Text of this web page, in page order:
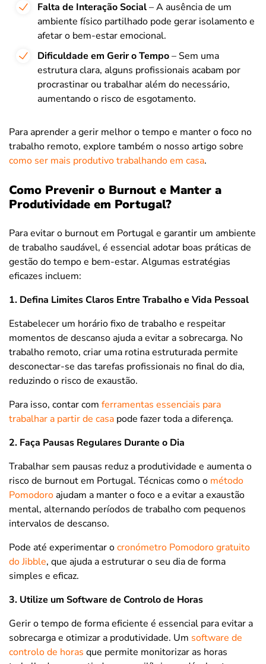
Falta de Interação Social– A ausência de um
ambiente físico partilhado pode gerar isolamento e
afetar o bem-estar emocional.
Dificuldade em Gerir o Tempo– Sem uma
estrutura clara, alguns profissionais acabam por
procrastinar ou trabalhar além do necessário,
aumentando o risco de esgotamento.
Para aprender a gerir melhor o tempo e manter o foco no
trabalho remoto, explore também o nosso artigo sobre
como ser mais produtivo trabalhando em casa.
Como Prevenir o Burnout e Manter a
Produtividade em Portugal?
Para evitar o burnout em Portugal e garantir um ambiente
de trabalho saudável, é essencial adotar boas práticas de
gestão do tempo e bem-estar. Algumas estratégias
eficazes incluem:
1. Defina Limites Claros Entre Trabalho e Vida Pessoal
Estabelecer um horário fixo de trabalho e respeitar
momentos de descanso ajuda a evitar a sobrecarga. No
trabalho remoto, criar uma rotina estruturada permite
desconectar-se das tarefas profissionais no final do dia,
reduzindo o risco de exaustão.
Para isso, contar com ferramentas essenciais para
trabalhar a partir de casa pode fazer toda a diferença.
2. Faça Pausas Regulares Durante o Dia
Trabalhar sem pausas reduz a produtividade e aumenta o
risco de burnout em Portugal. Técnicas como o método
Pomodoroajudam a manter o foco e a evitar a exaustão
mental, alternando períodos de trabalho com pequenos
intervalos de descanso.
Pode até experimentar ocronómetro Pomodoro gratuito
do Jibble, que ajuda a estruturar o seu dia de forma
simples e eficaz.
3. Utilize um Software de Controlo de Horas
Gerir o tempo de forma eficiente é essencial para evitar a
sobrecarga e otimizar a produtividade. Um software de
controlo de horas que permite monitorizar as horas